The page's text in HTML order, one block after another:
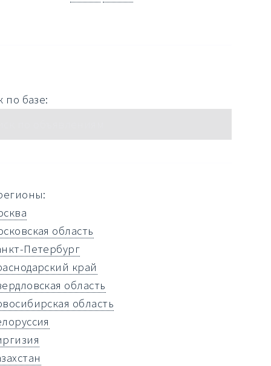
по базе:
область
Петербург
край
область
область